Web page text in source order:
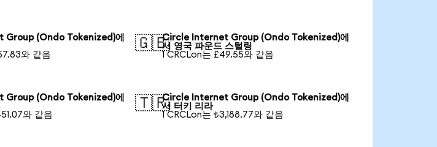
(Ondo Tokenized)에
와 같음
🇬🇧Circle Internet Group (Ondo Tokenized)에
서 영국 파운드 스털링
1 CRCLon는 £49.55와 같음
(Ondo Tokenized)에
와 같음
🇹🇷Circle Internet Group (Ondo Tokenized)에
서 터키 리라
1 CRCLon는 ₺3,188.77와 같음